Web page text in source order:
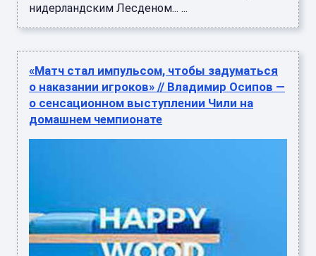
нидерландским Лесденом... ...
«Матч стал импульсом, чтобы задуматься
о наказании игроков» // Владимир Осипов —
о сенсационном выступлении Чили на
домашнем чемпионате